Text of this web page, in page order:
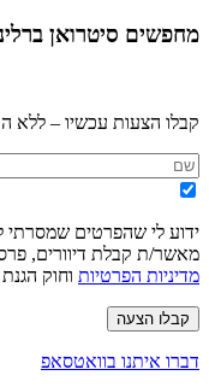
מחפשים סיטרואן
קבלו הצעות עכשיו – ללא
ידוע לי שהפרטים שמסרתי
מאשר/ת קבלת דיוורים,
מדיניות הפרטיות וחוק
קבלו הצעה
דברו איתנו בוואטסאפ